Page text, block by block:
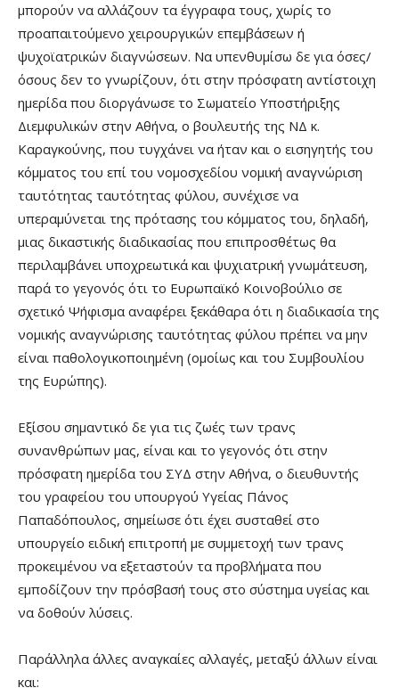
μπορούν να αλλάζουν τα έγγραφα τους, χωρίς το
προαπαιτούμενο χειρουργικών επεμβάσεων ή
ψυχοϊατρικών διαγνώσεων. Να υπενθυμίσω δε για όσες/
όσους δεν το γνωρίζουν, ότι στην πρόσφατη αντίστοιχη
ημερίδα που διοργάνωσε το Σωματείο Υποστήριξης
Διεμφυλικών στην Αθήνα, ο βουλευτής της ΝΔ κ.
Καραγκούνης, που τυγχάνει να ήταν και ο εισηγητής του
κόμματος του επί του νομοσχεδίου νομική αναγνώριση
ταυτότητας ταυτότητας φύλου, συνέχισε να
υπεραμύνεται της πρότασης του κόμματος του, δηλαδή,
μιας δικαστικής διαδικασίας που επιπροσθέτως θα
περιλαμβάνει υποχρεωτικά και ψυχιατρική γνωμάτευση,
παρά το γεγονός ότι το Ευρωπαϊκό Κοινοβούλιο σε
σχετικό Ψήφισμα αναφέρει ξεκάθαρα ότι η διαδικασία της
νομικής αναγνώρισης ταυτότητας φύλου πρέπει να μην
είναι παθολογικοποιημένη (ομοίως και του Συμβουλίου
της Ευρώπης).
Εξίσου σημαντικό δε για τις ζωές των τρανς
συνανθρώπων μας, είναι και το γεγονός ότι στην
πρόσφατη ημερίδα του ΣΥΔ στην Αθήνα, ο διευθυντής
του γραφείου του υπουργού Υγείας Πάνος
Παπαδόπουλος, σημείωσε ότι έχει συσταθεί στο
υπουργείο ειδική επιτροπή με συμμετοχή των τρανς
προκειμένου να εξεταστούν τα προβλήματα που
εμποδίζουν την πρόσβασή τους στο σύστημα υγείας και
να δοθούν λύσεις.
Παράλληλα άλλες αναγκαίες αλλαγές, μεταξύ άλλων είναι
και: